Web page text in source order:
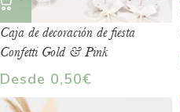
Caja de decoración de fiesta
Confetti Gold & Pink
Desde 0,50€